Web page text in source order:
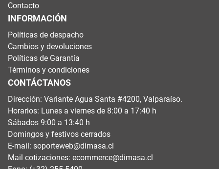
Contacto
INFORMACIÓN
Políticas de despacho
Cambios y devoluciones
Políticas de Garantía
Términos y condiciones
CONTÁCTANOS
Dirección: Variante Agua Santa #4200, Valparaíso.
Horarios: Lunes a viernes de 8:00 a 17:40 h
Sábados 9:00 a 13:40 h
Domingos y festivos cerrados
E-mail: soporteweb@dimasa.cl
Mail cotizaciones: ecommerce@dimasa.cl